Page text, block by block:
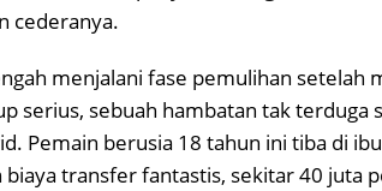
cederanya.
menjalani fase pemulihan setelah
serius, sebuah hambatan tak terduga
Pemain berusia 18 tahun ini tiba di
transfer fantastis, sekitar 40 juta